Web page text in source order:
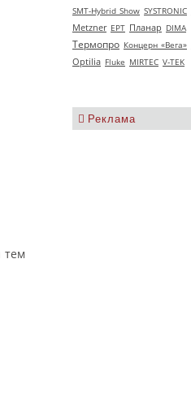
SMT-Hybrid Show SYSTRONIC
Metzner EPT Планар DIMA
Термопро Концерн «Вега»
Optilia Fluke MIRTEC V‑TEK
Реклама
тем